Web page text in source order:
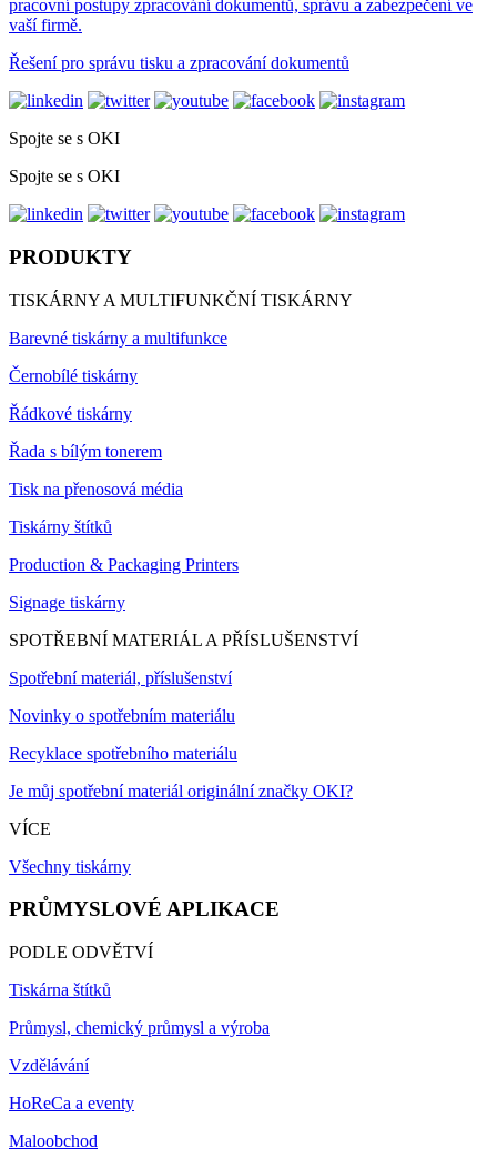
pracovní postupy zpracování dokumentů, správu a zabezpečení ve
vaší firmě.
Řešení pro správu tisku a zpracování dokumentů
Spojte se s OKI
Spojte se s OKI
PRODUKTY
TISKÁRNY A MULTIFUNKČNÍ TISKÁRNY
Barevné tiskárny a multifunkce
Černobílé tiskárny
Řádkové tiskárny
Řada s bílým tonerem
Tisk na přenosová média
Tiskárny štítků
Production & Packaging Printers
Signage tiskárny
SPOTŘEBNÍ MATERIÁL A PŘÍSLUŠENSTVÍ
Spotřební materiál, příslušenství
Novinky o spotřebním materiálu
Recyklace spotřebního materiálu
Je můj spotřební materiál originální značky OKI?
VÍCE
Všechny tiskárny
PRŮMYSLOVÉ APLIKACE
PODLE ODVĚTVÍ
Tiskárna štítků
Průmysl, chemický průmysl a výroba
Vzdělávání
HoReCa a eventy
Maloobchod